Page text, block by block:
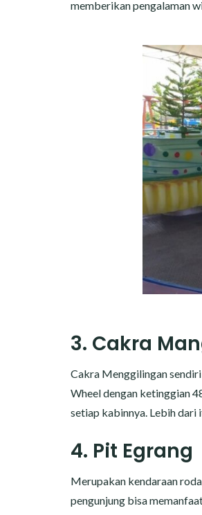
memberikan pengalaman
3. Cakra
Cakra Menggilingan
Wheel dengan ketinggian
setiap kabinnya. Lebih dari
4. Pit Egrang
Merupakan kendaraan
pengunjung bisa